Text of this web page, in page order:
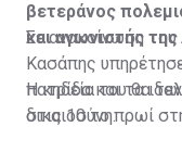
βετεράνος
και αγωνιστής
Σε ανακοίνωση του
Κασάπης
πατρίδα και τα
δικαιοσύνη.
Η κηδεία του θα
στις 10 το πρωί